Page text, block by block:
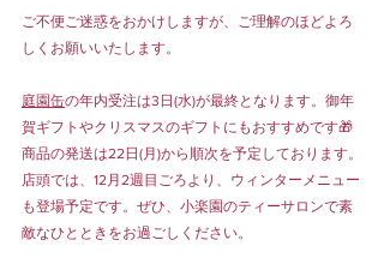
ご不便ご迷惑をおかけしますが、ご理解のほどよろ
しくお願いいたします。
庭園缶の年内受注は3日(水)が最終となります。御年
賀ギフトやクリスマスのギフトにもおすすめです🎁
商品の発送は22日(月)から順次を予定しております。
店頭では、12月2週目ごろより、ウィンターメニュー
も登場予定です。ぜひ、小楽園のティーサロンで素
敵なひとときをお過ごしください。